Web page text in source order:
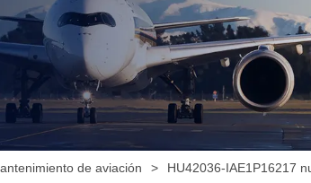
de aviación > HU42036-IAE1P16217